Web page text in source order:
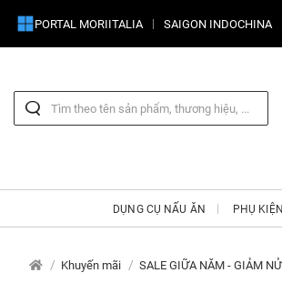
PORTAL MORIITALIA SAIGON INDOCHINA
DỤNG CỤ NẤU ĂN PHỤ
Khuyến mãi SALE GIỮA NĂM - GIẢM